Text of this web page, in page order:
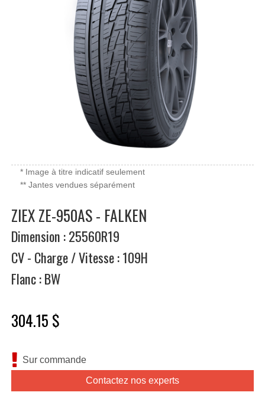
* Image à titre indicatif seulement
** Jantes vendues séparément
ZIEX ZE-950AS - FALKEN
Dimension : 25560R19
CV - Charge / Vitesse : 109H
Flanc : BW
304.15 $
Sur commande
Contactez nos experts